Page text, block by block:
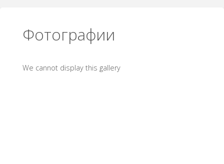
Фотографии
We cannot display this gallery